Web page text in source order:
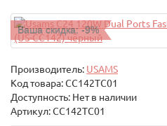
Ваша скидка: -9%
Производитель: USAMS
Код товара:CC142TC01
Доступность: Нет в наличии
Артикул: CC142TC01